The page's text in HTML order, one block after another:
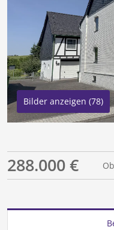
Bilder anzeigen (78)
288.000 €